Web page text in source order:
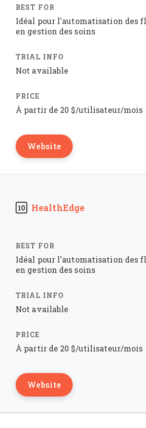
Idéal pour l'automatisation des
en gestion des soins
Not available
À partir de 20 $/utilisateur/mois
Website
10 HealthEdge
Idéal pour l'automatisation des
en gestion des soins
Not available
À partir de 20 $/utilisateur/mois
Website